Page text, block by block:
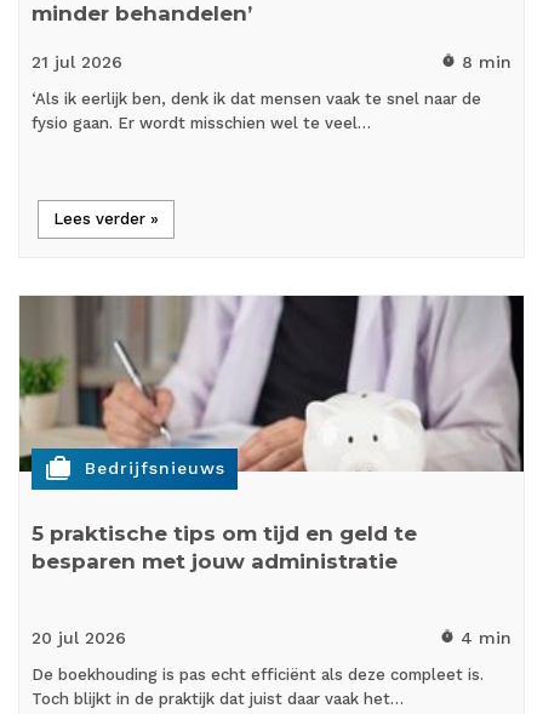
minder behandelen’
21 jul 2026 timer 8 min
‘Als ik eerlijk ben, denk ik dat mensen vaak te snel naar de
fysio gaan. Er wordt misschien wel te veel…
Lees verder »
cases Bedrijfsnieuws
5 praktische tips om tijd en geld te
besparen met jouw administratie
20 jul 2026 timer 4 min
De boekhouding is pas echt efficiënt als deze compleet is.
Toch blijkt in de praktijk dat juist daar vaak het…